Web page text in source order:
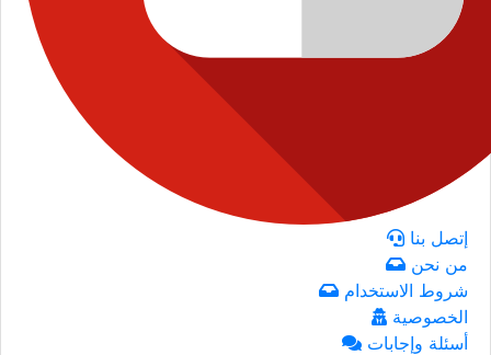
إتصل بنا
من نحن
شروط الاستخدام
الخصوصية
أسئلة وإجابات